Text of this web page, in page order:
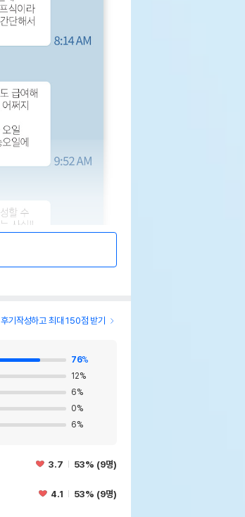
후기작성하고 최대 150점 받기
76%
12%
6%
0%
6%
3.7 53% (9명)
4.1 53% (9명)